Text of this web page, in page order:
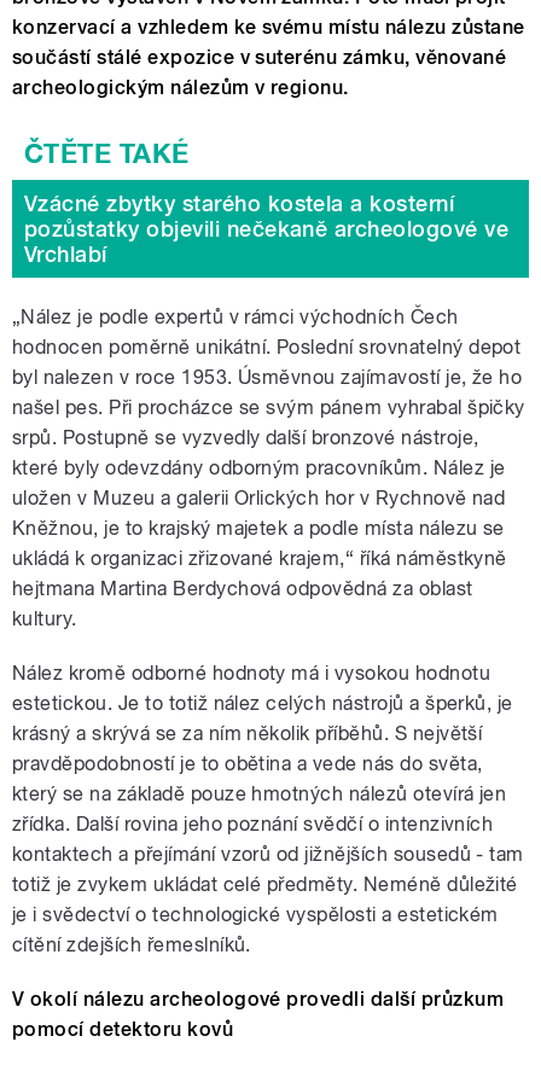
konzervací a vzhledem ke svému místu nálezu zůstane
součástí stálé expozice v suterénu zámku, věnované
archeologickým nálezům v regionu.
Vzácné zbytky starého kostela a kosterní
pozůstatky objevili nečekaně archeologové ve
Vrchlabí
„Nález je podle expertů v rámci východních Čech
hodnocen poměrně unikátní. Poslední srovnatelný depot
byl nalezen v roce 1953. Úsměvnou zajímavostí je, že ho
našel pes. Při procházce se svým pánem vyhrabal špičky
srpů. Postupně se vyzvedly další bronzové nástroje,
které byly odevzdány odborným pracovníkům. Nález je
uložen v Muzeu a galerii Orlických hor v Rychnově nad
Kněžnou, je to krajský majetek a podle místa nálezu se
ukládá k organizaci zřizované krajem,“ říká náměstkyně
hejtmana Martina Berdychová odpovědná za oblast
kultury.
Nález kromě odborné hodnoty má i vysokou hodnotu
estetickou. Je to totiž nález celých nástrojů a šperků, je
krásný a skrývá se za ním několik příběhů. S největší
pravděpodobností je to obětina a vede nás do světa,
který se na základě pouze hmotných nálezů otevírá jen
zřídka. Další rovina jeho poznání svědčí o intenzivních
kontaktech a přejímání vzorů od jižnějších sousedů - tam
totiž je zvykem ukládat celé předměty. Neméně důležité
je i svědectví o technologické vyspělosti a estetickém
cítění zdejších řemeslníků.
V okolí nálezu archeologové provedli další průzkum
pomocí detektoru kovů